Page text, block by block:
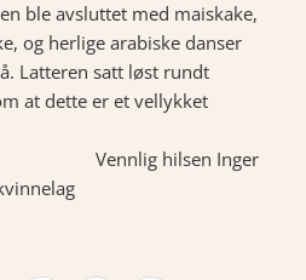
ble avsluttet med maiskake,
og herlige arabiske danser
Latteren satt løst rundt
at dette er et vellykket
Inger